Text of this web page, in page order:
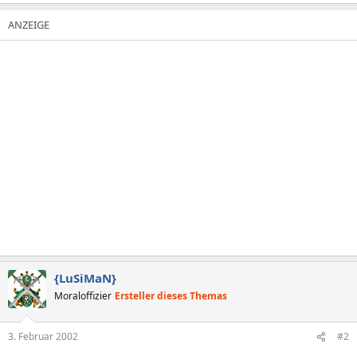
{LuSiMaN}
Moraloffizier Ersteller dieses Themas
3. Februar 2002 #2